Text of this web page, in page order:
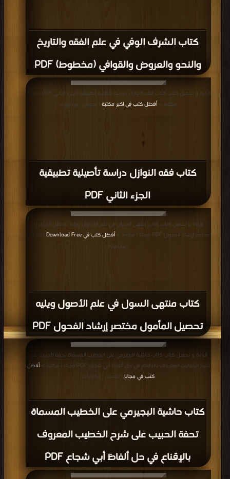
كتاب الشرف الوفي في علم الفقه والتاريخ
والنحو والعروض والقوافي (مخطوط) PDF
كتاب فقه النوازل دراسة تأصيلية تطبيقية
الجزء الثاني PDF
قراءة و تحميل كتاب كتاب فقه النوازل دراسة تأصيلية تطبيقية الجزء الثاني PDF مجانا |
مكتبة >أفضل كتب في اكبر مكتبة | التحميل : مرة/مرات
كتاب منتهى السول في علم الأصول ويليه
تحصيل المأمول مختصر إرشاد الفحول PDF
قراءة و تحميل كتاب كتاب منتهى السول في علم الأصول ويليه تحصيل المأمول
مختصر إرشاد الفحول PDF مجانا | مكتبة >
أفضل كتب في Download Free
: مرة/مرات
كتاب حاشية البجيرمي على الخطيب المسماة
تحفة الحبيب على شرح الخطيب المعروف
بالإقناع في حل ألفاظ أبي شجاع PDF
قراءة و تحميل كتاب كتاب حاشية البجيرمي على الخطيب المسماة تحفة الحبيب على
شرح الخطيب المعروف بالإقناع في حل ألفاظ أبي شجاع PDF مجانا | مكتبة >
أفضل
كتب في مجانا | التحميل : مرة/مرات